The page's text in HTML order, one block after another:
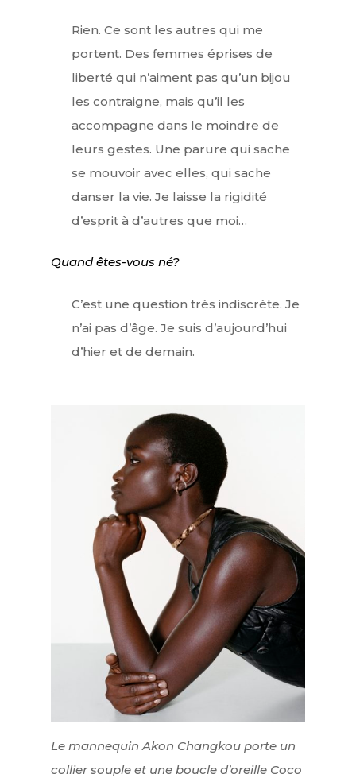
Rien. Ce sont les autres qui me
portent. Des femmes éprises de
liberté qui n’aiment pas qu’un bijou
les contraigne, mais qu’il les
accompagne dans le moindre de
leurs gestes. Une parure qui sache
se mouvoir avec elles, qui sache
danser la vie. Je laisse la rigidité
d’esprit à d’autres que moi…
Quand êtes-vous né?
C’est une question très indiscrète. Je
n’ai pas d’âge. Je suis d’aujourd’hui
d’hier et de demain.
Le mannequin Akon Changkou porte un
collier souple et une boucle d’oreille Coco